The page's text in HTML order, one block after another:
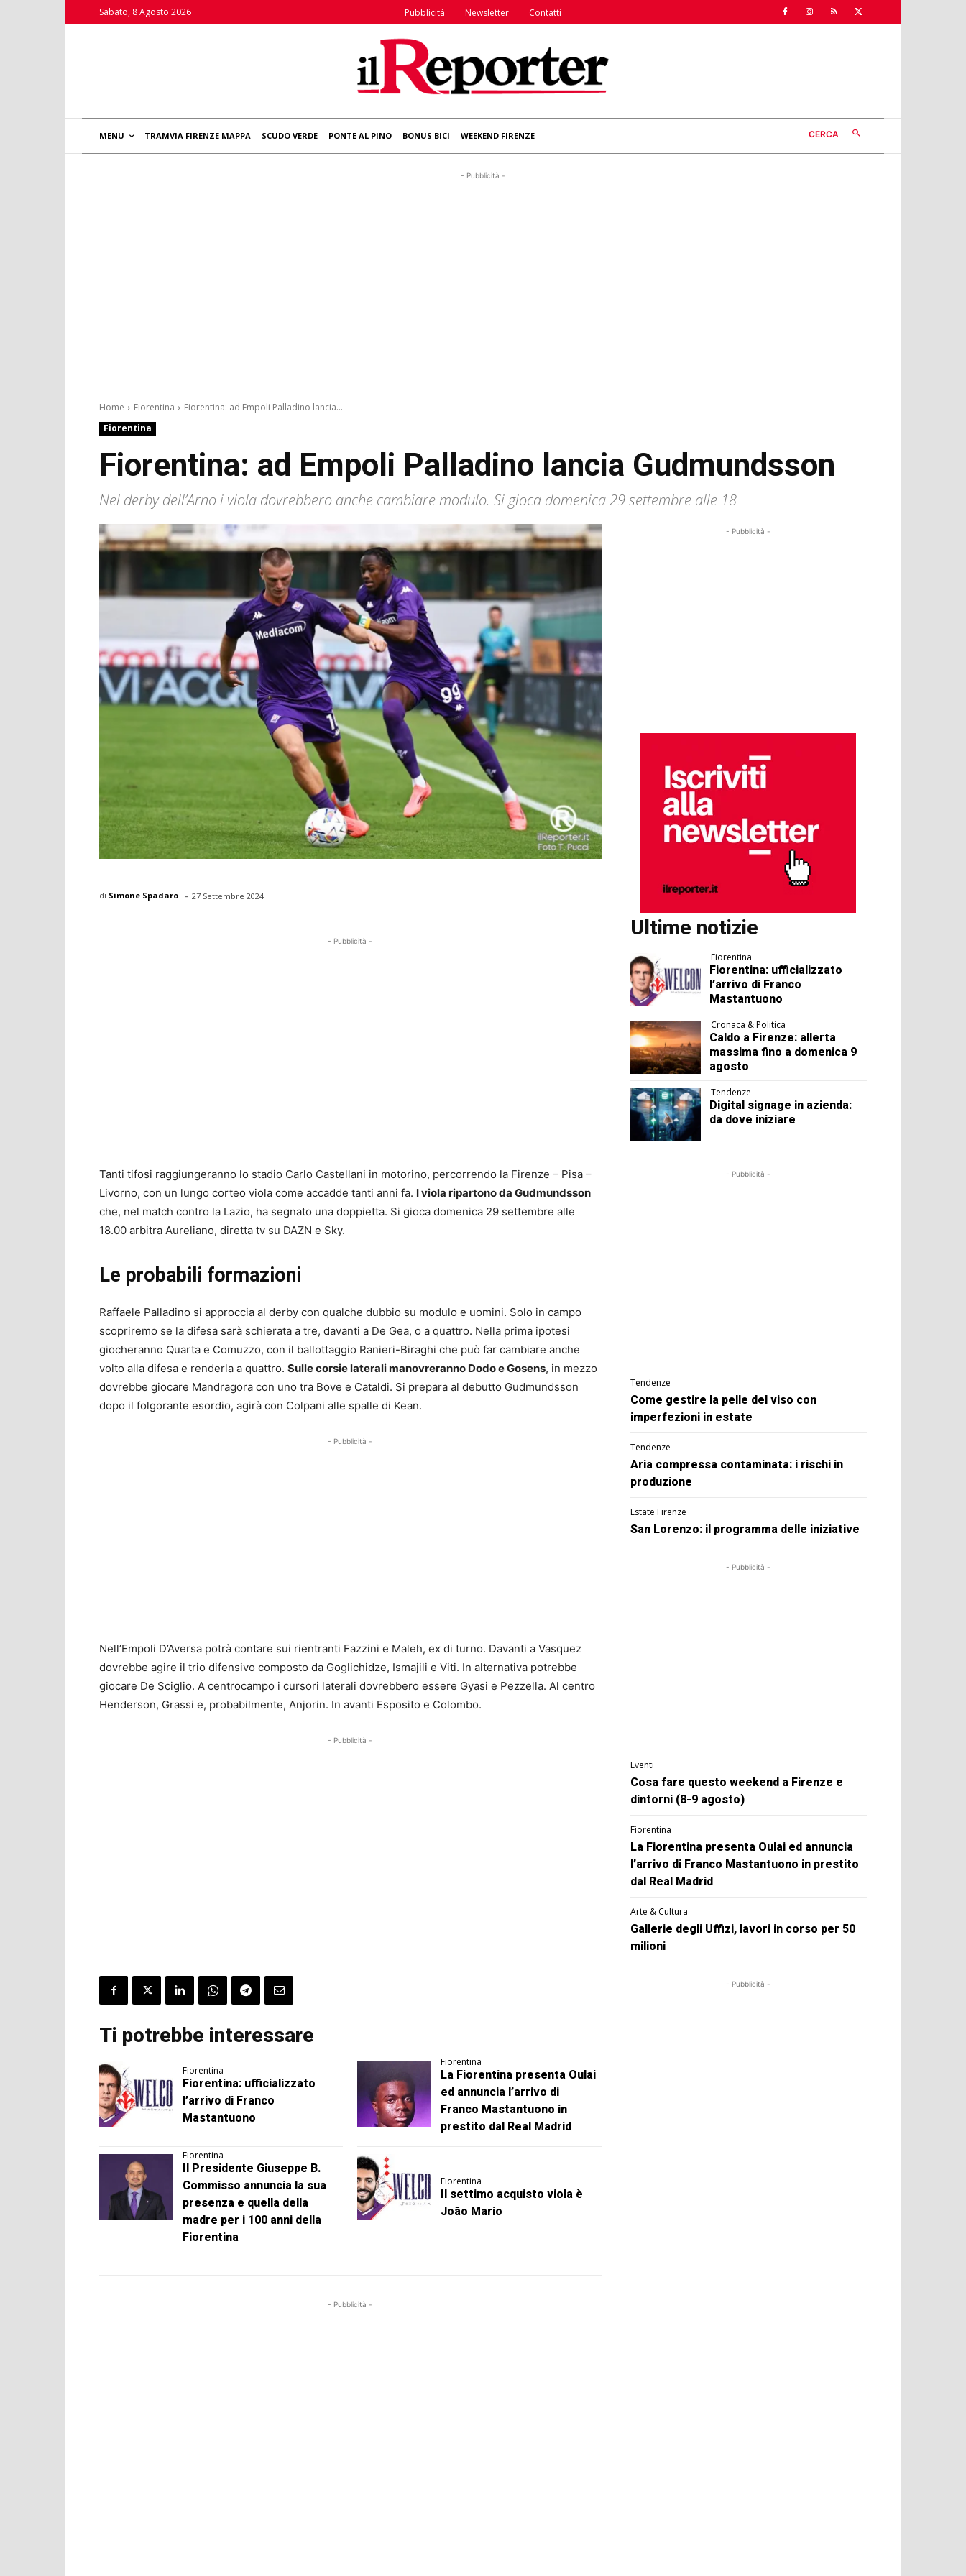
Sabato, 8 Agosto 2026 Pubblicità Newsletter Contatti
MENU TRAMVIA FIRENZE MAPPA SCUDO VERDE PONTE AL PINO BONUS BICI WEEKEND FIRENZE CERCA
- Pubblicità -
Home Fiorentina
Fiorentina: ad Empoli Palladino lancia...
Fiorentina
Fiorentina: ad Empoli Palladino lancia Gudmundsson
Nel derby dell’Arno i viola dovrebbero anche cambiare modulo. Si gioca domenica 29 settembre alle 18
di Simone Spadaro - 27 Settembre 2024
- Pubblicità -
Tanti tifosi raggiungeranno lo stadio Carlo Castellani in motorino, percorrendo la Firenze – Pisa –
Livorno, con un lungo corteo viola come accadde tanti anni fa. I viola ripartono da Gudmundsson
che, nel match contro la Lazio, ha segnato una doppietta. Si gioca domenica 29 settembre alle
18.00 arbitra Aureliano, diretta tv su DAZN e Sky.
Le probabili formazioni
Raffaele Palladino si approccia al derby con qualche dubbio su modulo e uomini. Solo in campo
scopriremo se la difesa sarà schierata a tre, davanti a De Gea, o a quattro. Nella prima ipotesi
giocheranno Quarta e Comuzzo, con il ballottaggio Ranieri-Biraghi che può far cambiare anche
volto alla difesa e renderla a quattro. Sulle corsie laterali manovreranno Dodo e Gosens, in mezzo
dovrebbe giocare Mandragora con uno tra Bove e Cataldi. Si prepara al debutto Gudmundsson
dopo il folgorante esordio, agirà con Colpani alle spalle di Kean.
- Pubblicità -
Nell’Empoli D’Aversa potrà contare sui rientranti Fazzini e Maleh, ex di turno. Davanti a Vasquez
dovrebbe agire il trio difensivo composto da Goglichidze, Ismajili e Viti. In alternativa potrebbe
giocare De Sciglio. A centrocampo i cursori laterali dovrebbero essere Gyasi e Pezzella. Al centro
Henderson, Grassi e, probabilmente, Anjorin. In avanti Esposito e Colombo.
- Pubblicità -
Ti potrebbe interessare
Fiorentina
Fiorentina: ufficializzato
l’arrivo di Franco
Mastantuono
Fiorentina
La Fiorentina presenta Oulai
ed annuncia l’arrivo di
Franco Mastantuono in
prestito dal Real Madrid
Fiorentina
Il Presidente Giuseppe B.
Commisso annuncia la sua
presenza e quella della
madre per i 100 anni della
Fiorentina
Fiorentina
Il settimo acquisto viola è
João Mario
- Pubblicità -
- Pubblicità -
Ultime notizie
Fiorentina
Fiorentina: ufficializzato
l’arrivo di Franco
Mastantuono
Cronaca & Politica
Caldo a Firenze: allerta
massima fino a domenica 9
agosto
Tendenze
Digital signage in azienda:
da dove iniziare
- Pubblicità -
Tendenze
Come gestire la pelle del viso con
imperfezioni in estate
Tendenze
Aria compressa contaminata: i rischi in
produzione
Estate Firenze
San Lorenzo: il programma delle iniziative
- Pubblicità -
Eventi
Cosa fare questo weekend a Firenze e
dintorni (8-9 agosto)
Fiorentina
La Fiorentina presenta Oulai ed annuncia
l’arrivo di Franco Mastantuono in prestito
dal Real Madrid
Arte & Cultura
Gallerie degli Uffizi, lavori in corso per 50
milioni
- Pubblicità -